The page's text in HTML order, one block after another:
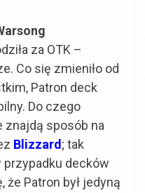
za OTK –
Co się zmieniło od
Patron deck
Do czego
znajdą sposób na
Blizzard; tak
decków
Patron był jedyną